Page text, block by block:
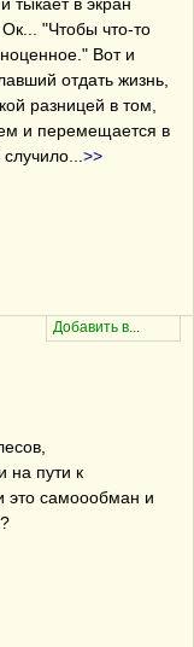
"Чтобы что-то
Вот и
отдать жизнь,
разницей в том,
и перемещается в
случило
>>
на пути к
это самоообман и